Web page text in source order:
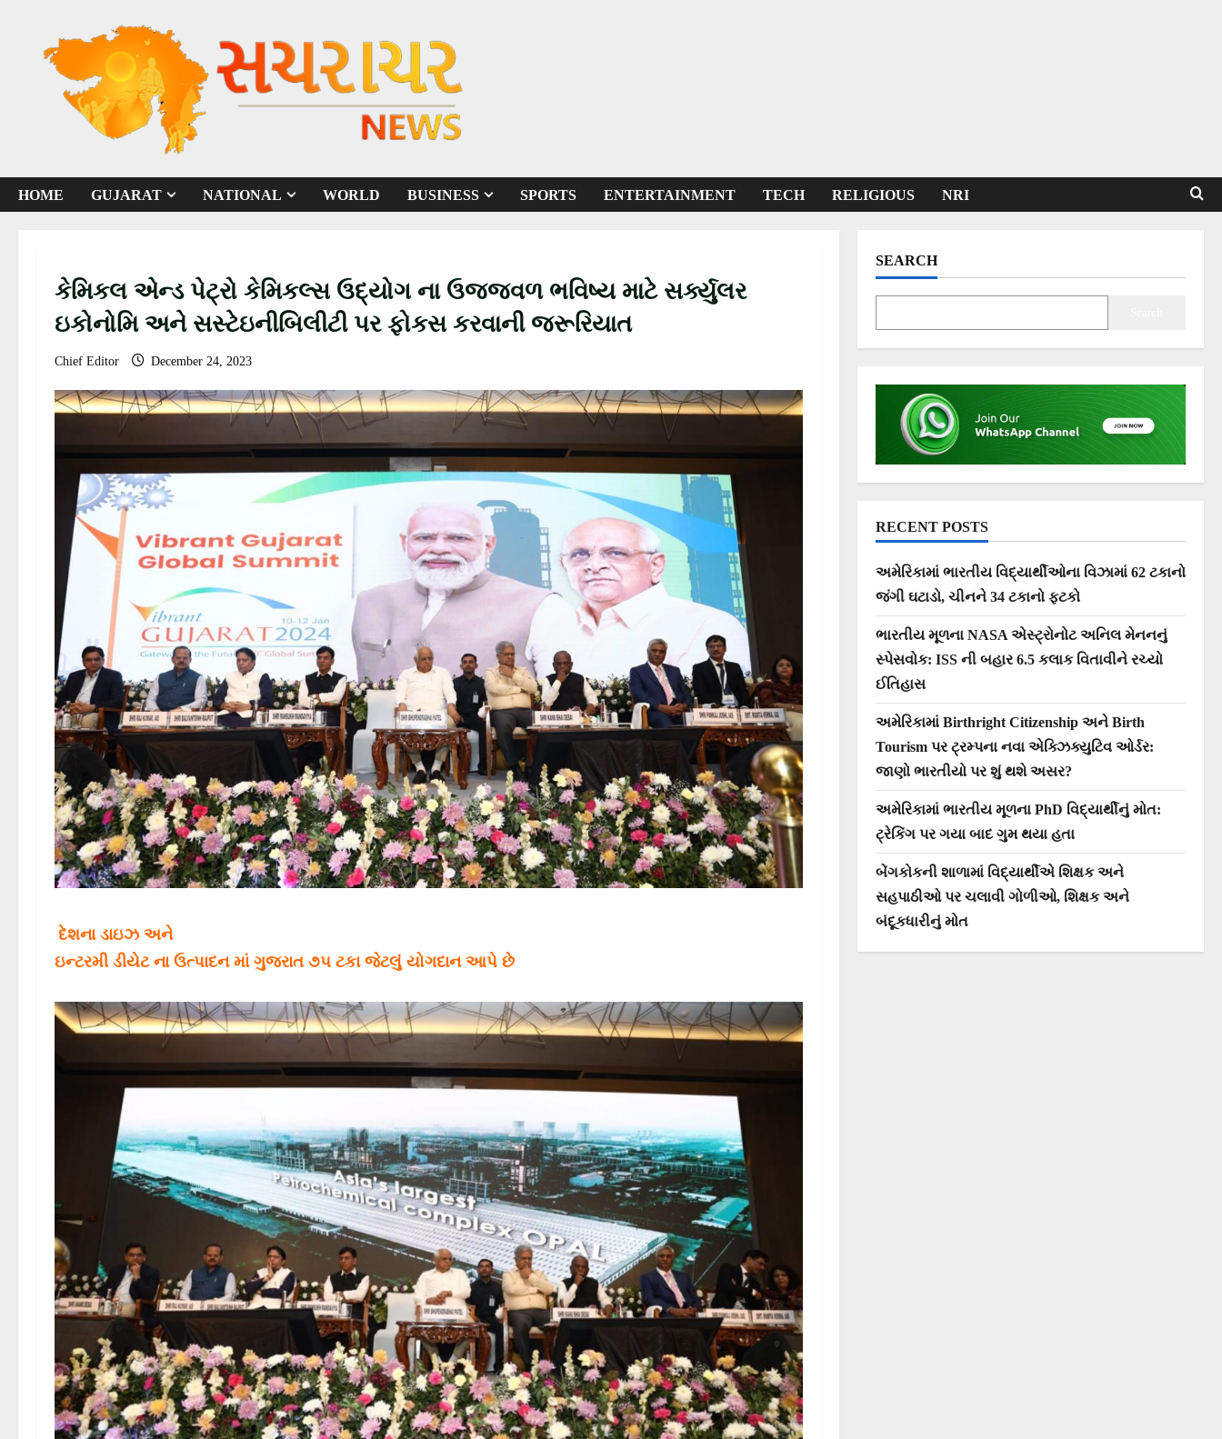
HOME GUJARAT NATIONAL WORLD BUSINESS SPORTS ENTERTAINMENT TECH RELIGIOUS NRI
કેમિકલ એન્ડ પેટ્રો કેમિકલ્સ ઉદ્યોગ ના ઉજ્જવળ ભવિષ્ય માટે સર્ક્યુલર
ઇકોનોમિ અને સસ્ટેઇનીબિલીટી પર ફોકસ કરવાની જરૂરિયાત
Chief Editor December 24, 2023
દેશના ડાઇઝ અને
ઇન્ટરમી ડીયેટ ના ઉત્પાદન માં ગુજરાત ૭૫ ટકા જેટલું યોગદાન આપે છે
SEARCH
RECENT POSTS
અમેરિકામાં ભારતીય વિદ્યાર્થીઓના વિઝામાં 62 ટકાનો
જંગી ઘટાડો, ચીનને 34 ટકાનો ફટકો
ભારતીય મૂળના NASA એસ્ટ્રોનોટ અનિલ મેનનનું
સ્પેસવોક: ISS ની બહાર 6.5 કલાક વિતાવીને રચ્યો
ઈતિહાસ
અમેરિકામાં Birthright Citizenship અને Birth
Tourism પર ટ્રમ્પના નવા એક્ઝિક્યુટિવ ઓર્ડર:
જાણો ભારતીયો પર શું થશે અસર?
અમેરિકામાં ભારતીય મૂળના PhD વિદ્યાર્થીનું મોત:
ટ્રેકિંગ પર ગયા બાદ ગુમ થયા હતા
બેંગકોકની શાળામાં વિદ્યાર્થીએ શિક્ષક અને
સહપાઠીઓ પર ચલાવી ગોળીઓ, શિક્ષક અને
બંદૂકધારીનું મોત